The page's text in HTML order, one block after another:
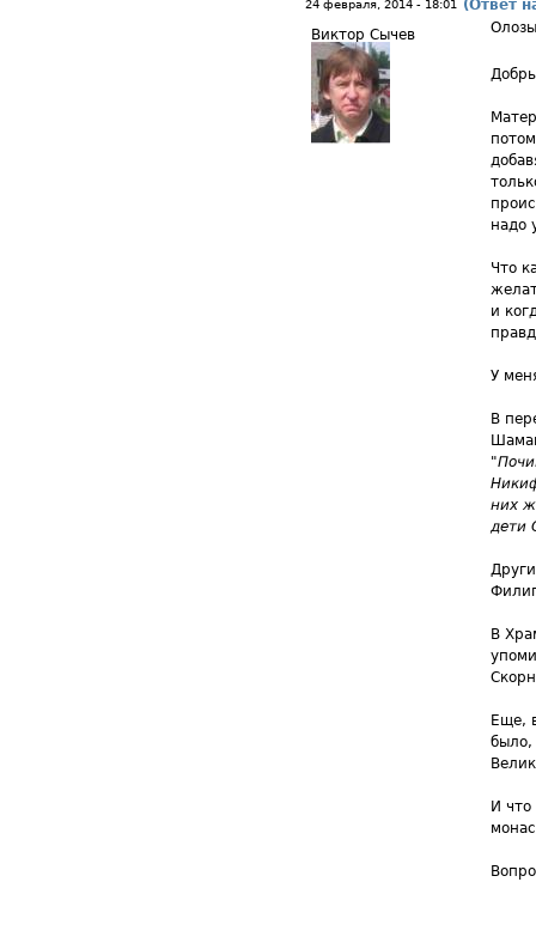
24 февраля, 2014 - 18:01
(Ответ
Виктор Сычев
Олозы
надо
Что
и
У
В
"
них
дети
В
Еще,
было,
И что